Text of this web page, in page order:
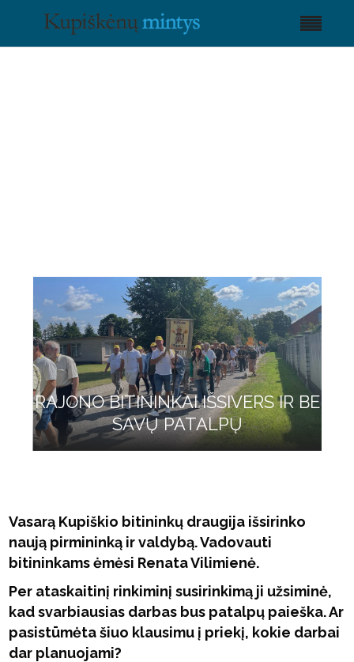
RAJONO BITININKAI IŠSIVERS IR BE
SAVŲ PATALPŲ
Vasarą Kupiškio bitininkų draugija išsirinko
naują pirmininką ir valdybą. Vadovauti
bitininkams ėmėsi Renata Vilimienė.
Per ataskaitinį rinkiminį susirinkimą ji užsiminė,
kad svarbiausias darbas bus patalpų paieška. Ar
pasistūmėta šiuo klausimu į priekį, kokie darbai
dar planuojami?